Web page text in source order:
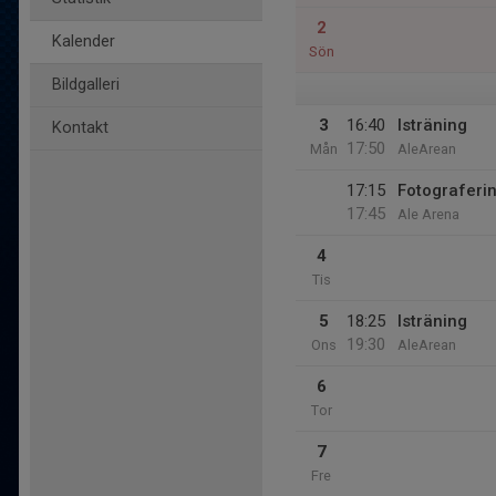
Kalender
Bildgalleri
Kontakt
2
Sön
3
Mån
16:40
17:50
Isträning
AleArean
17:15
17:45
Ale Arena
4
Tis
5
Ons
18:25
19:30
Isträning
AleArean
6
Tor
7
Fre